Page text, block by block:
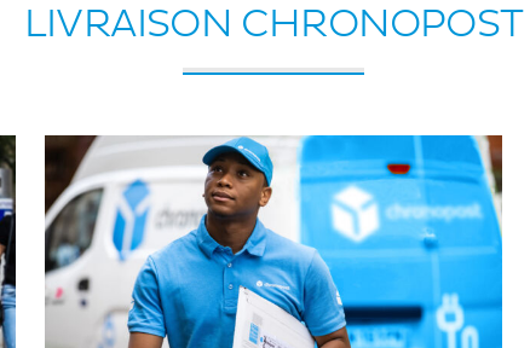
LIVRAISON CHRONOPOST